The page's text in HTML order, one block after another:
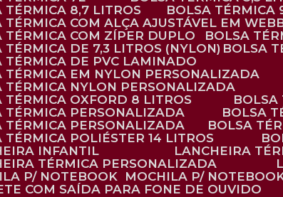
TÉRMICA 8,7 LITROS
BOLSA TÉRMICA
TÉRMICA COM ALÇA AJUSTÁVEL EM
TÉRMICA COM ZÍPER DUPLO
BOLSA
TÉRMICA DE 7,3 LITROS (NYLON)
BOLSA
TÉRMICA DE PVC LAMINADO
TÉRMICA EM NYLON PERSONALIZADA
TÉRMICA NYLON PERSONALIZADA
TÉRMICA OXFORD 8 LITROS
TÉRMICA PERSONALIZADA
BOLSA
TÉRMICA PERSONALIZADA
BOLSA
TÉRMICA POLIÉSTER 14 LITROS
INFANTIL
LANCHEIRA
TÉRMICA PERSONALIZADA
P/ NOTEBOOK
MOCHILA P/
COM SAÍDA PARA FONE DE OUVIDO